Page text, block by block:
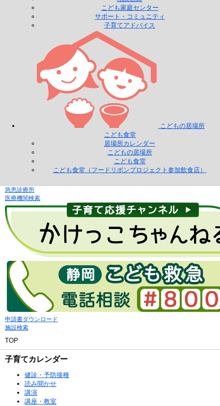
こども家庭センター
サポート・コミュニティ
子育てアドバイス
こどもの居場所
こども食堂
居場所カレンダー
こどもの居場所
こども食堂
こども食堂（フードリボンプロジェクト参加飲食店）
急患診療所
医療機関検索
申請書ダウンロード
施設検索
TOP
子育てカレンダー
健診・予防接種
読み聞かせ
講演
講座・教室